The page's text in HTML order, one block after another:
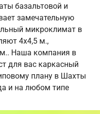
базальтовой и
замечательную
микроклимат в
4х4,5 м.,
Наша компания в
для вас каркасный
плану в Шахты
и на любом типе